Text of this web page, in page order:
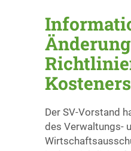
Der SV-Vorstand
des Verwaltungs-